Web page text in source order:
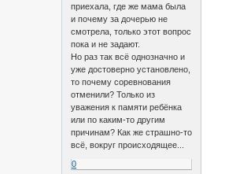
приехала, где же мама была
и почему за дочерью не
смотрела, только этот вопрос
пока и не задают.
Но раз так всё однозначно и
уже достоверно установлено,
то почему соревнования
отменили? Только из
уважения к памяти ребёнка
или по каким-то другим
причинам? Как же страшно-то
всë, вокруг происходящее...
0